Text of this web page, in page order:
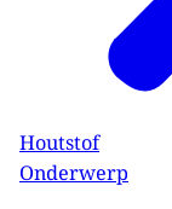
Houtstof
Onderwerp